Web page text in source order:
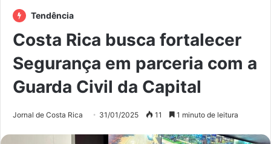
Tendência
Costa Rica busca fortalecer
Segurança em parceria com a
Guarda Civil da Capital
Jornal de Costa Rica 31/01/2025 11 1 minuto de leitura